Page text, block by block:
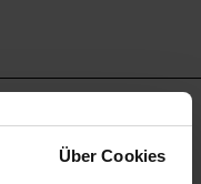
Über Cookies
gestern. Dank der